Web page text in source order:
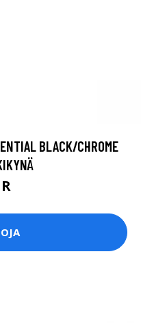
BLACK/CHROME